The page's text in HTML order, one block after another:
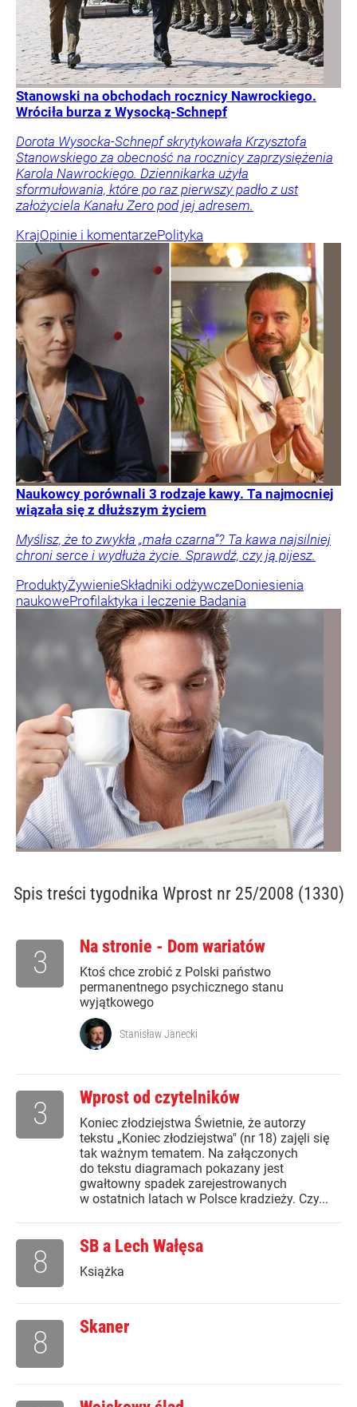
Stanowski na obchodach rocznicy Nawrockiego.
Wróciła burza z Wysocką-Schnepf
Dorota Wysocka-Schnepf skrytykowała Krzysztofa
Stanowskiego za obecność na rocznicy zaprzysiężenia
Karola Nawrockiego. Dziennikarka użyła
sformułowania, które po raz pierwszy padło z ust
założyciela Kanału Zero pod jej adresem.
KrajOpinie i komentarzePolityka
Naukowcy porównali 3 rodzaje kawy. Ta najmocniej
wiązała się z dłuższym życiem
Myślisz, że to zwykła „mała czarna”? Ta kawa najsilniej
chroni serce i wydłuża życie. Sprawdź, czy ją pijesz.
ProduktyŻywienieSkładniki odżywczeDoniesienia
naukoweProfilaktyka i leczenie Badania
Spis treści tygodnika Wprost nr 25/2008 (1330)
Na stronie - Dom wariatów
Ktoś chce zrobić z Polski państwo
permanentnego psychicznego stanu
wyjątkowego
3
Stanisław Janecki
Wprost od czytelników
Koniec złodziejstwa Świetnie, że autorzy
tekstu „Koniec złodziejstwa" (nr 18) zajęli się
tak ważnym tematem. Na załączonych
do tekstu diagramach pokazany jest
gwałtowny spadek zarejestrowanych
w ostatnich latach w Polsce kradzieży. Czy...
3
SB a Lech Wałęsa
Książka
8
Skaner
8